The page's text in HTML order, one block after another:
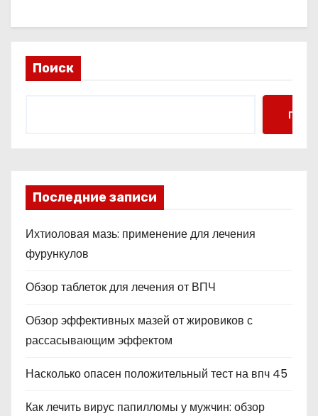
Поиск
Поиск
Последние записи
Ихтиоловая мазь: применение для лечения
фурункулов
Обзор таблеток для лечения от ВПЧ
Обзор эффективных мазей от жировиков с
рассасывающим эффектом
Насколько опасен положительный тест на впч 45
Как лечить вирус папилломы у мужчин: обзор